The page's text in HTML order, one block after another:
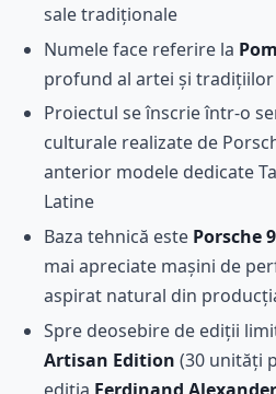
sale tradiționale
Numele face referire la
profund al artei și
Proiectul se înscrie într-o
culturale realizate de
anterior modele dedicate
Latine
Baza tehnică este Porsche
mai apreciate mașini de
aspirat natural din
Spre deosebire de ediții
Artisan Edition (30 unități